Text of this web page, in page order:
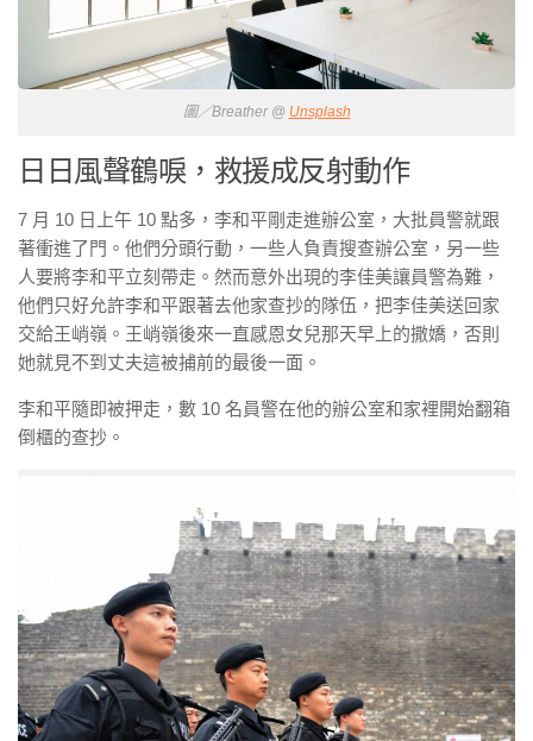
圖／Breather @ Unsplash
日日風聲鶴唳，救援成反射動作
7 月 10 日上午 10 點多，李和平剛走進辦公室，大批員警就跟
著衝進了門。他們分頭行動，一些人負責搜查辦公室，另一些
人要將李和平立刻帶走。然而意外出現的李佳美讓員警為難，
他們只好允許李和平跟著去他家查抄的隊伍，把李佳美送回家
交給王峭嶺。王峭嶺後來一直感恩女兒那天早上的撒嬌，否則
她就見不到丈夫這被捕前的最後一面。
李和平隨即被押走，數 10 名員警在他的辦公室和家裡開始翻箱
倒櫃的查抄。